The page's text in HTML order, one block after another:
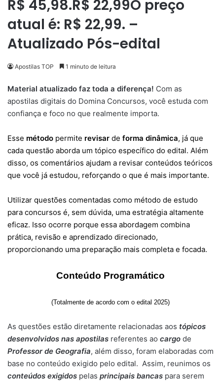
R$ 45,98.R$ 22,99O preço
atual é: R$ 22,99. –
Atualizado Pós-edital
Apostilas TOP 1 minuto de leitura
Material atualizado faz toda a diferença! Com as
apostilas digitais do Domina Concursos, você estuda com
confiança e foco no que realmente importa.
Esse método permite revisar de forma dinâmica, já que
cada questão aborda um tópico específico do edital. Além
disso, os comentários ajudam a revisar conteúdos teóricos
que você já estudou, reforçando o que é mais importante.
Utilizar questões comentadas como método de estudo
para concursos é, sem dúvida, uma estratégia altamente
eficaz. Isso ocorre porque essa abordagem combina
prática, revisão e aprendizado direcionado,
proporcionando uma preparação mais completa e focada.
Conteúdo Programático
(Totalmente de acordo com o edital 2025)
As questões estão diretamente relacionadas aos tópicos
desenvolvidos nas apostilas referentes ao cargo de
Professor de Geografia, além disso, foram elaboradas com
base no conteúdo exigido pelo edital. Assim, reunimos os
conteúdos exigidos pelas principais bancas para serem